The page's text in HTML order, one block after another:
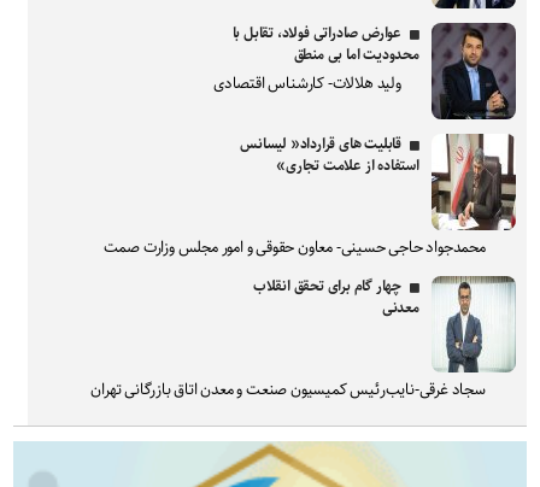
عوارض صادراتی فولاد، تقابل با
محدودیت اما بی منطق
ولید هلالات- کارشناس اقتصادی
قابلیت های قرارداد« لیسانس
استفاده از علامت تجاری»
محمدجواد حاجی حسینی- معاون حقوقی و امور مجلس وزارت صمت
چهار گام برای تحقق انقلاب
معدنی
سجاد غرقی-نایب‌رئیس کمیسیون صنعت و معدن اتاق بازرگانی تهران